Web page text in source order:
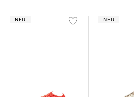
NEU NEU